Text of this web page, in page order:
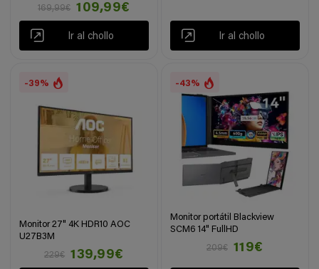
169,99€
109,99€
Ir al chollo Ir al chollo
-39%
Monitor 27" 4K HDR10 AOC
U27B3M
229€
139,99€
-43%
Monitor portátil Blackview
SCM6 14" FullHD
209€
119€